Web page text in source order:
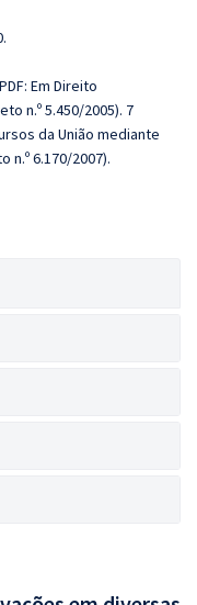
Em Direito
n.º 5.450/2005). 7
da União mediante
6.170/2007).